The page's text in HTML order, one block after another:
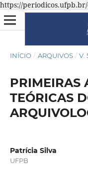
https://
INÍCIO / ARQUIVOS / V.
PRIMEIRAS
TEÓRICAS
Patrícia Silva
UFPB